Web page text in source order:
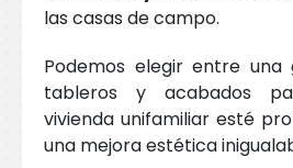
las casas de campo.
Podemos elegir entre una
tableros y acabados
vivienda unifamiliar esté
una mejora estética